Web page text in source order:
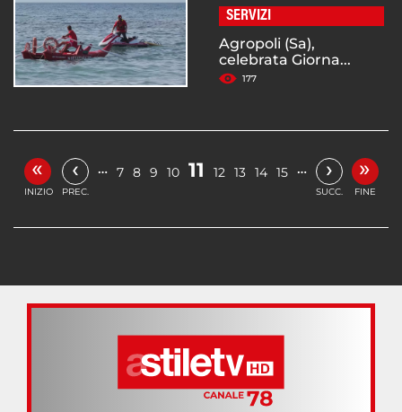
SERVIZI
Agropoli (Sa),
celebrata Giorna...
177
«
INIZIO
‹
PREC.
… 7 8 9 10 11 12 13 14 15 … ›
SUCC.
»
FINE